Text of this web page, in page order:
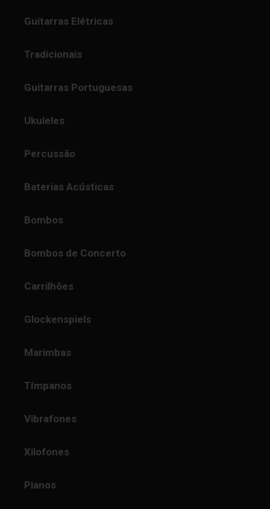
Guitarras Elétricas
Tradicionais
Guitarras Portuguesas
Ukuleles
Percussão
Baterias Acústicas
Bombos
Bombos de Concerto
Carrilhões
Glockenspiels
Marimbas
Tímpanos
Vibrafones
Xilofones
Pianos